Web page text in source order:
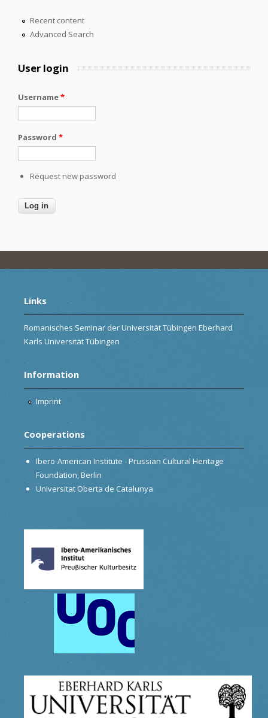
Recent content
Advanced Search
User login
Username*
Password *
Request new password
Links
Romanisches Seminar der Universität Tübingen Eberhard
Karls Universität Tübingen
Information
Imprint
Cooperations
Ibero-American Institute - Prussian Cultural Heritage
Foundation, Berlin
Universitat Oberta de Catalunya